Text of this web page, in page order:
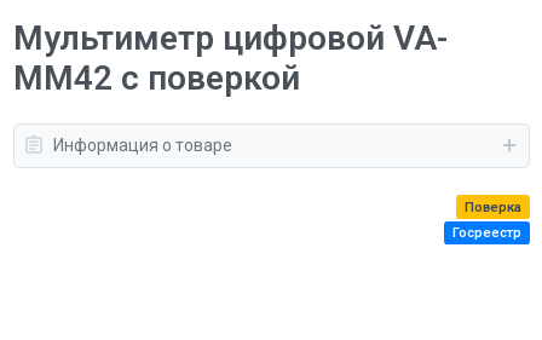
Мультиметр цифровой VA-
MM42 с поверкой
Информация о товаре
Поверка
Госреестр